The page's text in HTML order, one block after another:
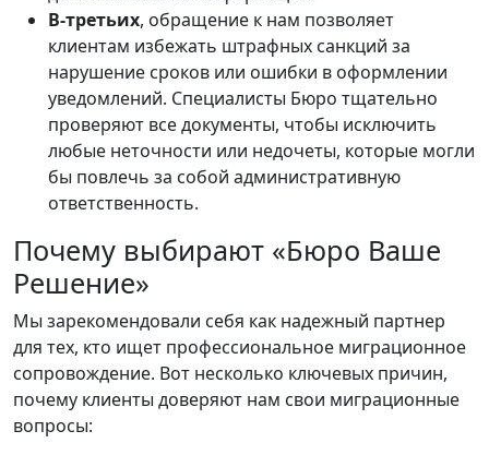
В-третьих, обращение к нам позволяет
клиентам избежать штрафных санкций за
нарушение сроков или ошибки в оформлении
уведомлений. Специалисты Бюро тщательно
проверяют все документы, чтобы исключить
любые неточности или недочеты, которые могли
бы повлечь за собой административную
ответственность.
Почему выбирают «Бюро Ваше
Решение»
Мы зарекомендовали себя как надежный партнер
для тех, кто ищет профессиональное миграционное
сопровождение. Вот несколько ключевых причин,
почему клиенты доверяют нам свои миграционные
вопросы: